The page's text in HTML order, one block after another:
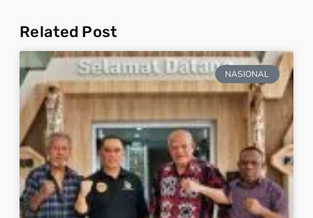
Related Post
NASIONAL